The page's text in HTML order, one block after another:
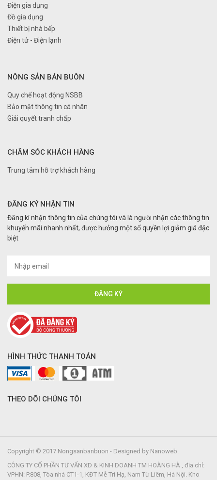
Điện gia dụng
Đồ gia dụng
Thiết bị nhà bếp
Điện tử - Điện lạnh
NÔNG SẢN BÁN BUÔN
Quy chế hoạt động NSBB
Bảo mật thông tin cá nhân
Giải quyết tranh chấp
CHĂM SÓC KHÁCH HÀNG
Trung tâm hỗ trợ khách hàng
ĐĂNG KÝ NHẬN TIN
Đăng kí nhận thông tin của chúng tôi và là người nhận các thông tin
khuyến mãi nhanh nhất, được hưởng một số quyền lợi giảm giá đặc
biệt
HÌNH THỨC THANH TOÁN
THEO DÕI CHÚNG TÔI
Copyright © 2017 Nongsanbanbuon - Designed by Nanoweb.
CÔNG TY CỔ PHẦN TƯ VẤN XD & KINH DOANH TM HOÀNG HÀ , địa chỉ:
VPHN: P.808, Tòa nhà CT1-1, KĐT Mễ Trì Hạ, Nam Từ Liêm, Hà Nội. Kho